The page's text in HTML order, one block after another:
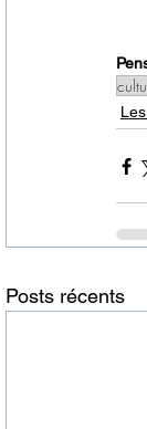
Posts récents